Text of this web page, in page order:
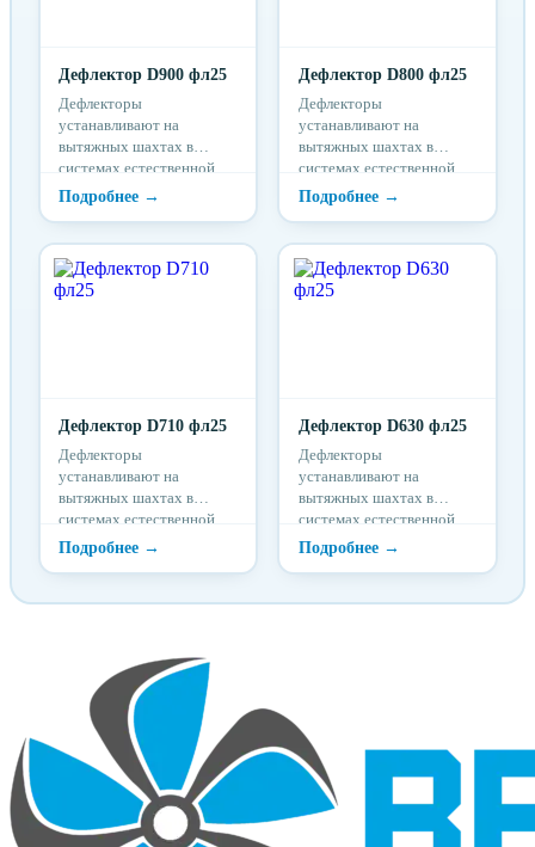
Дефлектор D900 фл25
Дефлекторы
устанавливают на
вытяжных шахтах в
системах естественной
вентиляции для усиления
тяги.
Дефлектор D800 фл25
Дефлекторы
устанавливают на
вытяжных шахтах в
системах естественной
вентиляции для усиления
тяги.
Дефлектор D710 фл25
Дефлекторы
устанавливают на
вытяжных шахтах в
системах естественной
вентиляции для усиления
тяги.
Дефлектор D630 фл25
Дефлекторы
устанавливают на
вытяжных шахтах в
системах естественной
вентиляции для усиления
тяги.